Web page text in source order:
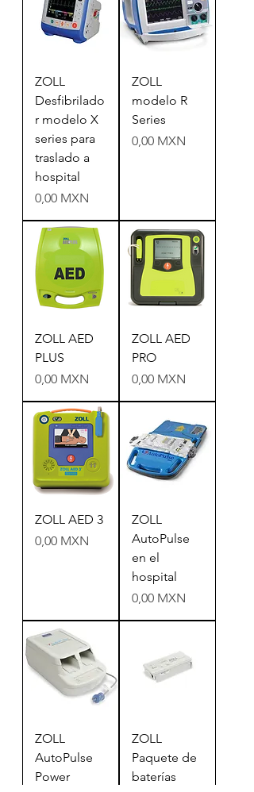
ZOLL
Desfibrilado
r modelo X
series para
traslado a
hospital
Precio
0,00 MXN
ZOLL
modelo R
Series
Precio
0,00 MXN
ZOLL AED
PLUS
Precio
0,00 MXN
ZOLL AED
PRO
Precio
0,00 MXN
ZOLL AED 3
Precio
0,00 MXN
ZOLL
AutoPulse
en el
hospital
Precio
0,00 MXN
ZOLL
AutoPulse
Power
ZOLL
Paquete de
baterías